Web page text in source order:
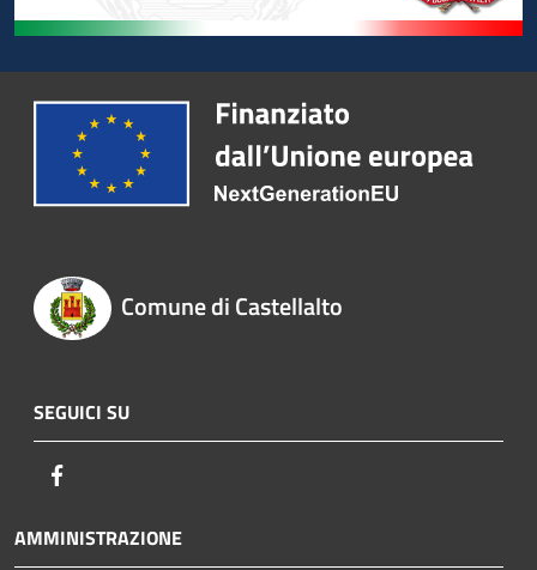
Comune di Castellalto
SEGUICI SU
AMMINISTRAZIONE